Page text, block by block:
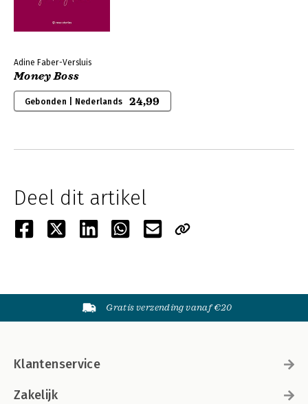
Adine Faber-Versluis
Money Boss
Gebonden | Nederlands 24,99
Deel dit artikel
Gratis verzending vanaf €20
Klantenservice
Zakelijk